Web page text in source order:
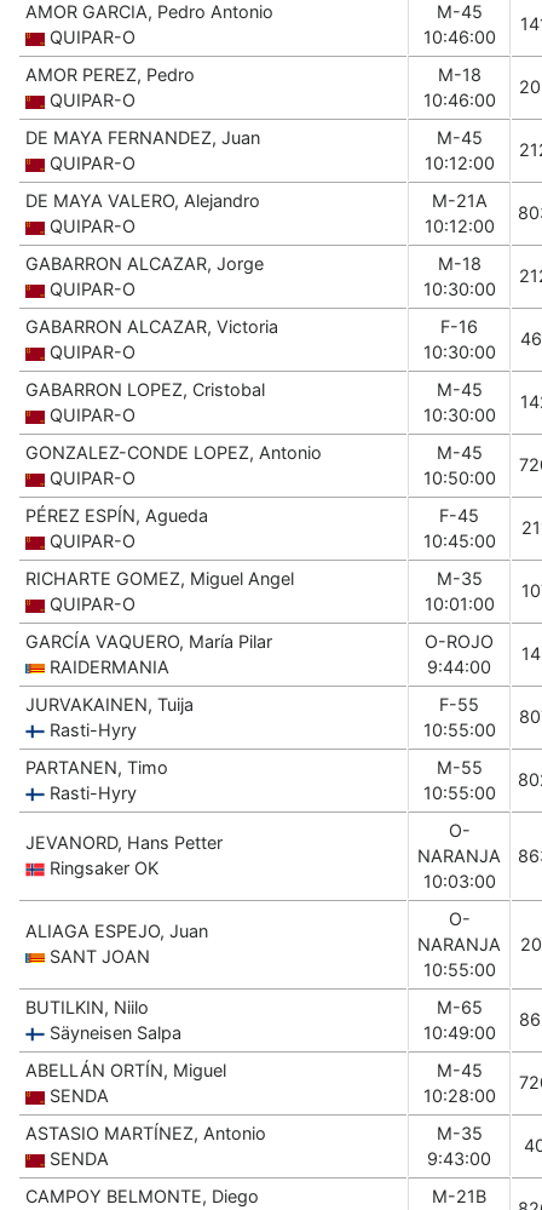
AMOR GARCIA, Pedro Antonio
QUIPAR-O
M-45
10:46:00
AMOR PEREZ, Pedro
QUIPAR-O
M-18
10:46:00
DE MAYA FERNANDEZ, Juan
QUIPAR-O
M-45
10:12:00
DE MAYA VALERO, Alejandro
QUIPAR-O
M-21A
10:12:00
GABARRON ALCAZAR, Jorge
QUIPAR-O
M-18
10:30:00
GABARRON ALCAZAR, Victoria
QUIPAR-O
F-16
10:30:00
GABARRON LOPEZ, Cristobal
QUIPAR-O
M-45
10:30:00
GONZALEZ-CONDE LOPEZ, Antonio
QUIPAR-O
M-45
10:50:00
PÉREZ ESPÍN, Agueda
QUIPAR-O
F-45
10:45:00
RICHARTE GOMEZ, Miguel Angel
QUIPAR-O
M-35
10:01:00
GARCÍA VAQUERO, María Pilar
RAIDERMANIA
O-ROJO
9:44:00
JURVAKAINEN, Tuija
Rasti-Hyry
F-55
10:55:00
PARTANEN, Timo
Rasti-Hyry
M-55
10:55:00
JEVANORD, Hans Petter
Ringsaker OK
O-
NARANJA
10:03:00
ALIAGA ESPEJO, Juan
SANT JOAN
O-
NARANJA
10:55:00
BUTILKIN, Niilo
Säyneisen Salpa
M-65
10:49:00
ABELLÁN ORTÍN, Miguel
SENDA
M-45
10:28:00
ASTASIO MARTÍNEZ, Antonio
SENDA
M-35
9:43:00
CAMPOY BELMONTE, Diego M-21B